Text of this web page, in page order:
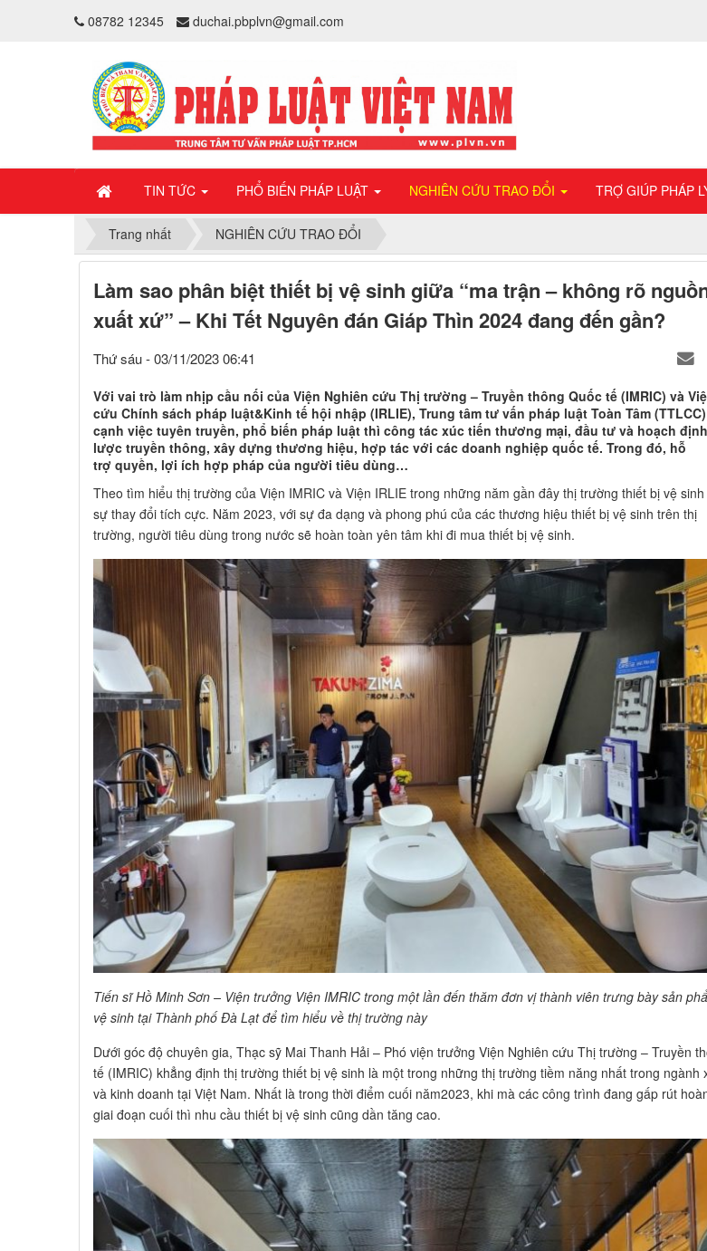
08782 12345 duchai.pbplvn@gmail.com
TIN TỨC PHỔ BIẾN PHÁP LUẬT NGHIÊN CỨU TRAO ĐỔI TRỢ GIÚP PHÁP
Trang nhất NGHIÊN CỨU TRAO ĐỔI
Làm sao phân biệt thiết bị vệ sinh giữa “ma trận – không rõ
xuất xứ” – Khi Tết Nguyên đán Giáp Thìn 2024 đang đến gần?
Thứ sáu - 03/11/2023 06:41
Với vai trò làm nhịp cầu nối của Viện Nghiên cứu Thị trường – Truyền thông Quốc tế (IMRIC) và
cứu Chính sách pháp luật&Kinh tế hội nhập (IRLIE), Trung tâm tư vấn pháp luật Toàn Tâm
cạnh việc tuyên truyền, phổ biến pháp luật thì công tác xúc tiến thương mại, đầu tư và hoạch
lược truyền thông, xây dựng thương hiệu, hợp tác với các doanh nghiệp quốc tế. Trong đó, hỗ
trợ quyền, lợi ích hợp pháp của người tiêu dùng…
Theo tìm hiểu thị trường của Viện IMRIC và Viện IRLIE trong những năm gần đây thị trường thiết bị vệ
sự thay đổi tích cực. Năm 2023, với sự đa dạng và phong phú của các thương hiệu thiết bị vệ sinh trên thị
trường, người tiêu dùng trong nước sẽ hoàn toàn yên tâm khi đi mua thiết bị vệ sinh.
Tiến sĩ Hồ Minh Sơn – Viện trưởng Viện IMRIC trong một lần đến thăm đơn vị thành viên trưng bày sản
vệ sinh tại Thành phố Đà Lạt để tìm hiểu về thị trường này
Dưới góc độ chuyên gia, Thạc sỹ Mai Thanh Hải – Phó viện trưởng Viện Nghiên cứu Thị trường – Truyền
tế (IMRIC) khẳng định thị trường thiết bị vệ sinh là một trong những thị trường tiềm năng nhất trong ngành
và kinh doanh tại Việt Nam. Nhất là trong thời điểm cuối năm2023, khi mà các công trình đang gấp rút
giai đoạn cuối thì nhu cầu thiết bị vệ sinh cũng dần tăng cao.